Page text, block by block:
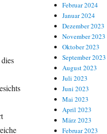
Februar 2024
Januar 2024
Dezember 2023
November 2023
Oktober 2023
September 2023
August 2023
Juli 2023
Juni 2023
Mai 2023
April 2023
März 2023
Februar 2023